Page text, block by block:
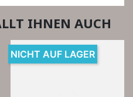
IHNEN AUCH
NICHT AUF LAGER